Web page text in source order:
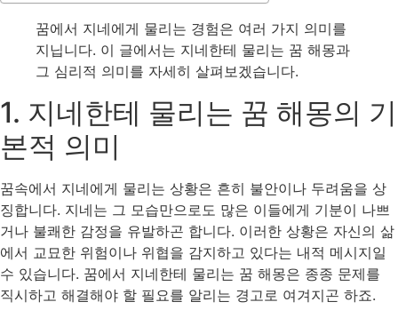
꿈에서 지네에게 물리는 경험은 여러 가지 의미를
지닙니다. 이 글에서는 지네한테 물리는 꿈 해몽과
그 심리적 의미를 자세히 살펴보겠습니다.
1. 지네한테 물리는 꿈 해몽의 기
본적 의미
꿈속에서 지네에게 물리는 상황은 흔히 불안이나 두려움을 상
징합니다. 지네는 그 모습만으로도 많은 이들에게 기분이 나쁘
거나 불쾌한 감정을 유발하곤 합니다. 이러한 상황은 자신의 삶
에서 교묘한 위험이나 위협을 감지하고 있다는 내적 메시지일
수 있습니다. 꿈에서 지네한테 물리는 꿈 해몽은 종종 문제를
직시하고 해결해야 할 필요를 알리는 경고로 여겨지곤 하죠.